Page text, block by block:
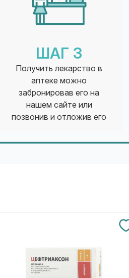
ШАГ 3
Получить лекарство в
аптеке можно
забронировав его на
нашем сайте или
позвонив и отложив его